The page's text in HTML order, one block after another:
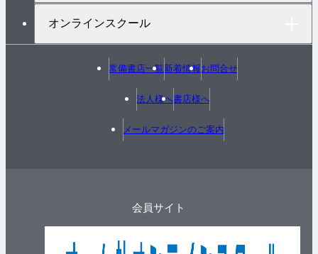
オンラインスクール
常備書店一覧新着情報お問合せ
法人様へ書店様へ
メールマガジンのご案内
会員サイト